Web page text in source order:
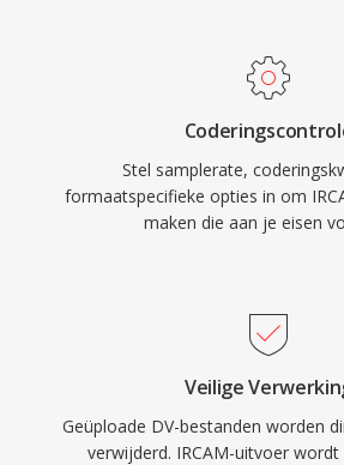
Stel samplerate,
formaatspecifieke opties in om
maken die aan je eisen
Veilige
Geüploade DV-bestanden worden
verwijderd. IRCAM-uitvoer